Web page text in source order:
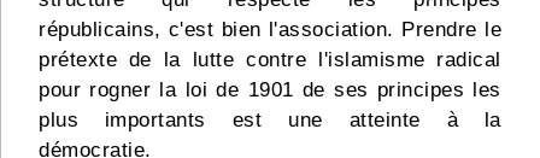
républicains, c'est bien l'association. Prendre le
prétexte de la lutte contre l'islamisme radical
pour rogner la loi de 1901 de ses principes les
plus importants est une atteinte à la
démocratie.